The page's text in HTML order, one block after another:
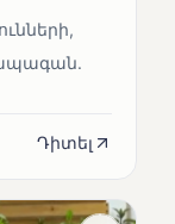
ապագան.
Դիտել